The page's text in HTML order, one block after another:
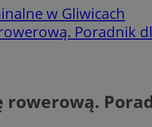
w Gliwicach
Poradnik
rowerową.